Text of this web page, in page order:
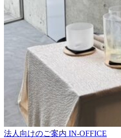
法人向けのご案内 IN-OFFICE